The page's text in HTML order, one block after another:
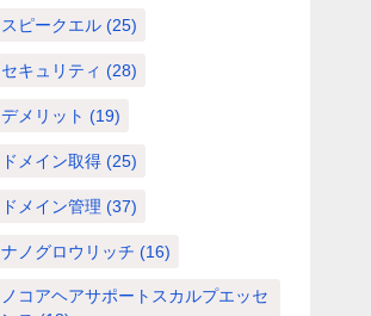
スピークエル(25)
セキュリティ (28)
デメリット (19)
ドメイン取得(25)
ドメイン管理 (37)
ナノグロウリッチ (16)
ノコアヘアサポートスカルプエッセ